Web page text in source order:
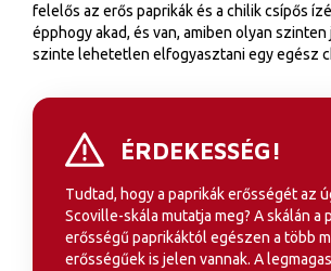
felelős az erős paprikák és a chilik csípős
épphogy akad, és van, amiben olyan
szinte lehetetlen elfogyasztani egy egész
ÉRDEKESSÉG!
Tudtad, hogy a paprikák erősségét az
Scoville-skála mutatja meg? A skálán a
erősségű paprikáktól egészen a több
erősségűek is jelen vannak. A